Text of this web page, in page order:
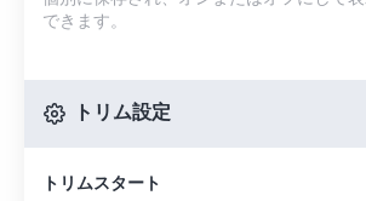
できます。
トリム設定
トリムスタート